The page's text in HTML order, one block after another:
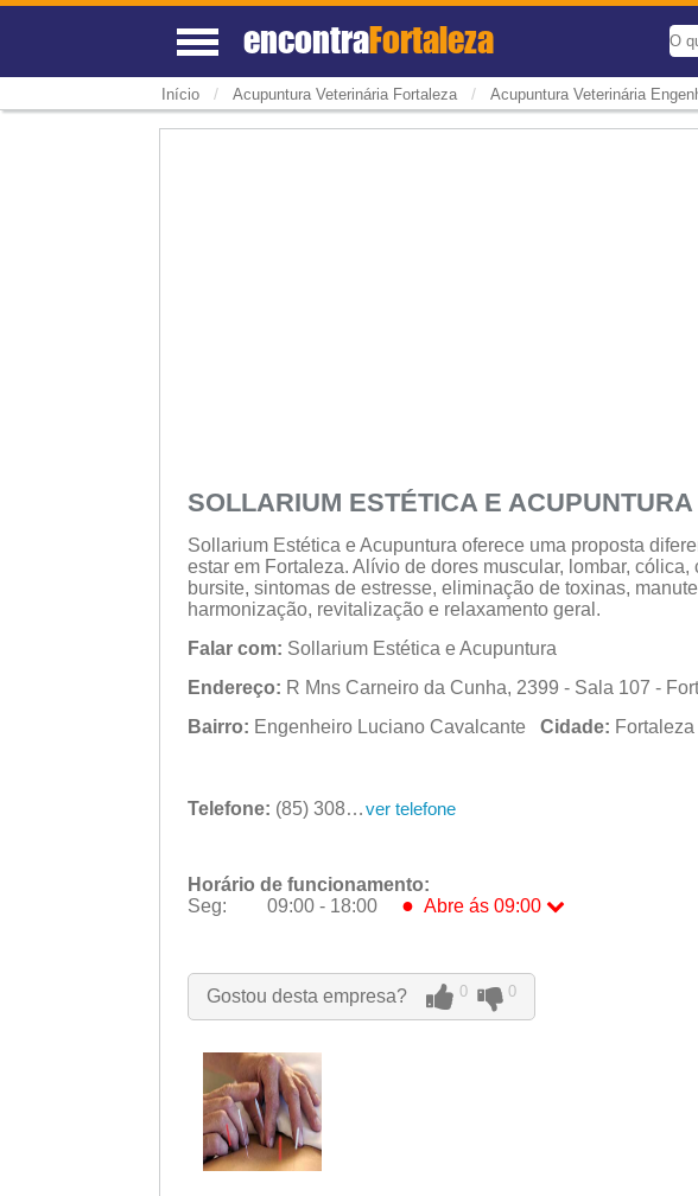
encontraFortaleza
Início / Acupuntura Veterinária Fortaleza / Acupuntura Veterinária
SOLLARIUM ESTÉTICA E ACUPUNTURA
Sollarium Estética e Acupuntura oferece uma proposta
estar em Fortaleza. Alívio de dores muscular, lombar,
bursite, sintomas de estresse, eliminação de toxinas,
harmonização, revitalização e relaxamento geral.
Falar com: Sollarium Estética e Acupuntura
Endereço: R Mns Carneiro da Cunha, 2399 - Sala 107 -
Bairro: Engenheiro Luciano Cavalcante Cidade: Fortaleza
Telefone: (85) 3082-1022 ver telefone
Horário de funcionamento:
Seg:
09:00 - 18:00 ● Abre ás 09:00
Qua:
09:00 - 18:00
Qui:
09:00 - 18:00
Sáb:
Fechado
Fechado
Gostou desta empresa? 0 0